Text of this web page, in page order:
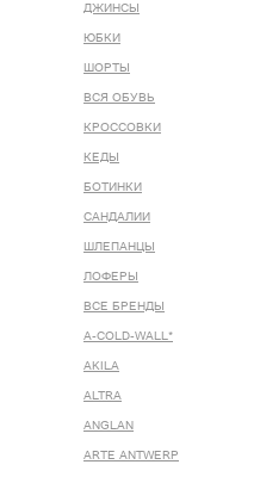
ДЖИНСЫ
ЮБКИ
ШОРТЫ
ВСЯ ОБУВЬ
КРОССОВКИ
КЕДЫ
БОТИНКИ
САНДАЛИИ
ШЛЕПАНЦЫ
ЛОФЕРЫ
ВСЕ БРЕНДЫ
A-COLD-WALL*
AKILA
ALTRA
ANGLAN
ARTE ANTWERP